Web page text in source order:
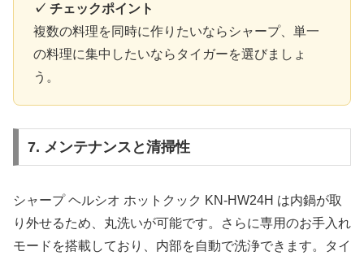
✓ チェックポイント
複数の料理を同時に作りたいならシャープ、単一
の料理に集中したいならタイガーを選びましょ
う。
7. メンテナンスと清掃性
シャープ ヘルシオ ホットクック KN-HW24H は内鍋が取
り外せるため、丸洗いが可能です。さらに専用のお手入れ
モードを搭載しており、内部を自動で洗浄できます。タイ